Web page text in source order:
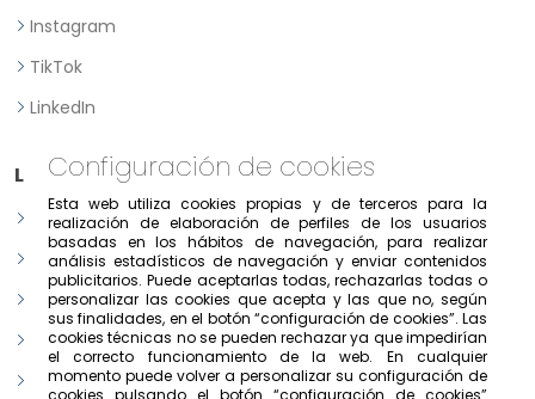
Instagram
TikTok
LinkedIn
Legal
Aviso legal
Política de Privacidad
Política de consentimiento previo, expreso e informado
Condiciones de uso del portal
Política de cookies
Configuración de cookies
Esta web utiliza cookies propias y de terceros para la
realización de elaboración de perfiles de los usuarios
basadas en los hábitos de navegación, para realizar
análisis estadísticos de navegación y enviar contenidos
publicitarios. Puede aceptarlas todas, rechazarlas todas o
personalizar las cookies que acepta y las que no, según
sus finalidades, en el botón “configuración de cookies”. Las
cookies técnicas no se pueden rechazar ya que impedirían
el correcto funcionamiento de la web. En cualquier
momento puede volver a personalizar su configuración de
cookies pulsando el botón “configuración de cookies”